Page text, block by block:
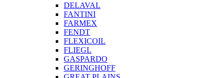
DELAVAL
FANTINI
FARMEX
FENDT
FLEXICOIL
FLIEGL
GASPARDO
GERINGHOFF